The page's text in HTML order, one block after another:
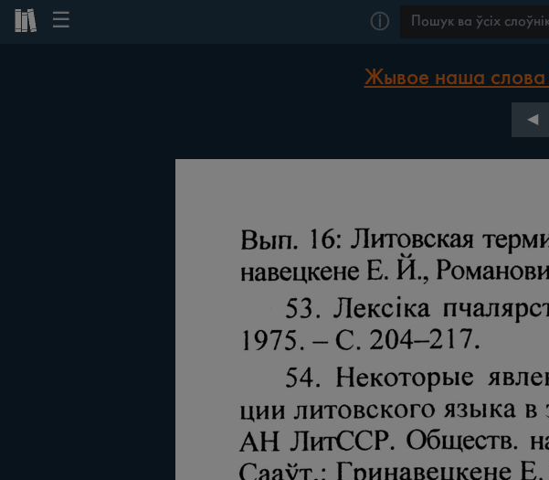
☰ ⓘ
Жывое наша слова
◀